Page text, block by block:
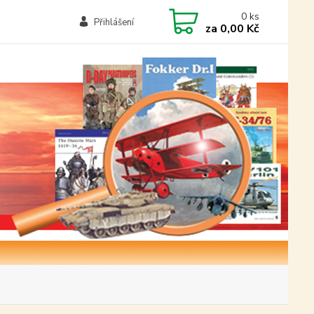
Přihlášení 0 ks
za 0,00 Kč